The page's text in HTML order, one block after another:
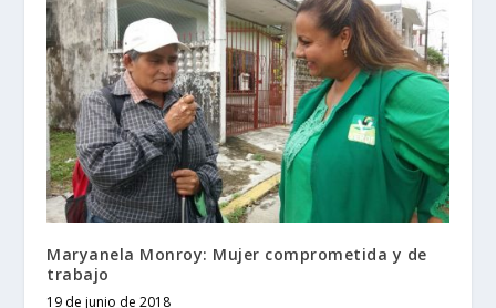
Maryanela Monroy: Mujer comprometida y de
trabajo
19 de junio de 2018